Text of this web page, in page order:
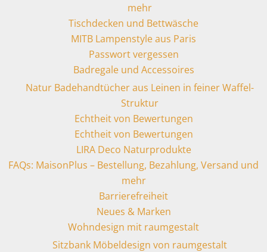
mehr
Tischdecken und Bettwäsche
MITB Lampenstyle aus Paris
Passwort vergessen
Badregale und Accessoires
Natur Badehandtücher aus Leinen in feiner Waffel-
Struktur
Echtheit von Bewertungen
Echtheit von Bewertungen
LIRA Deco Naturprodukte
FAQs: MaisonPlus – Bestellung, Bezahlung, Versand und
mehr
Barrierefreiheit
Neues & Marken
Wohndesign mit raumgestalt
Sitzbank Möbeldesign von raumgestalt